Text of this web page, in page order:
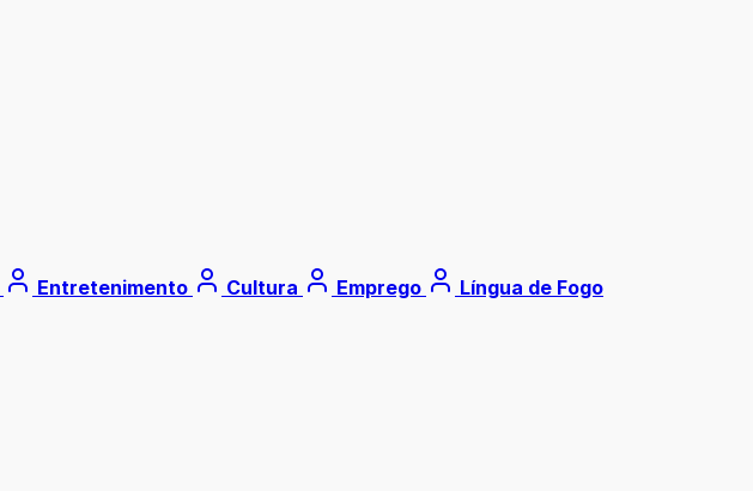
Entretenimento Cultura Emprego Língua de Fogo